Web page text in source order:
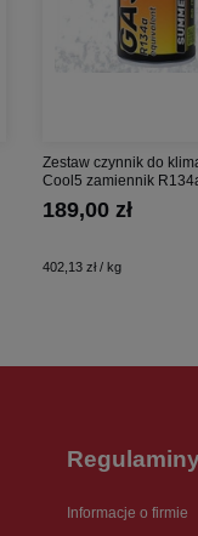
Zestaw czynnik do
Cool5 zamiennik
189,00 zł
402,13 zł / kg
Informacje o firmie